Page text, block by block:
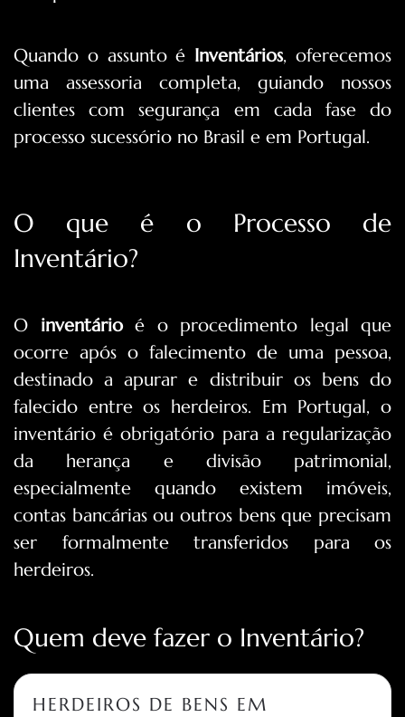
Quando o assunto é Inventários, oferecemos
uma assessoria completa, guiando nossos
clientes com segurança em cada fase do
processo sucessório no Brasil e em Portugal.
O que é o Processo de
Inventário?
O inventárioé o procedimento legal que
ocorre após o falecimento de uma pessoa,
destinado a apurar e distribuir os bens do
falecido entre os herdeiros. Em Portugal, o
inventário é obrigatório para a regularização
da herança e divisão patrimonial,
especialmente quando existem imóveis,
contas bancárias ou outros bens que precisam
ser formalmente transferidos para os
herdeiros.
Quem deve fazer o Inventário?
HERDEIROS DE BENS EM